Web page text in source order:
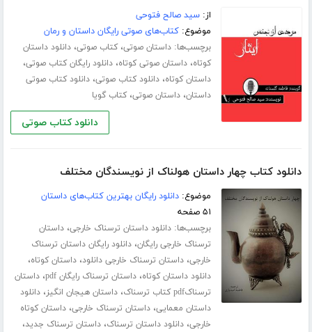
از:سید صالح فتوحی
موضوع:کتاب‌های صوتی رایگان داستان و رمان
برچسب‌ها:داستان صوتی،کتاب صوتی،دانلود داستان
کوتاه،داستان صوتی کوتاه،دانلود رایگان کتاب صوتی،
داستان کوتاه،دانلود کتاب صوتی،دانلود کتاب صوتی
داستان،داستان صوتی،کتاب گویا
دانلود کتاب صوتی
دانلود کتاب چهار داستان هولناک از نویسندگان مختلف
موضوع:دانلود رایگان بهترین کتاب‌های داستان
۵۱ صفحه
برچسب‌ها:دانلود داستان ترسناک خارجی،داستان
ترسناک خارجی رایگان،دانلود رایگان داستان ترسناک
خارجی،داستان ترسناک خارجی دانلود،داستان کوتاه،
دانلود داستان کوتاه،داستان ترسناک رایگان pdf ،داستان
ترسناکpdf کتاب ترسناک
،داستان هیجان انگیز،دانلود
داستان معمایی،داستان ترسناک خارجی،داستان کوتاه
خارجی،دانلود داستان ترسناک،داستان ترسناک جدید،